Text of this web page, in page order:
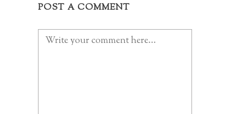
POST A COMMENT